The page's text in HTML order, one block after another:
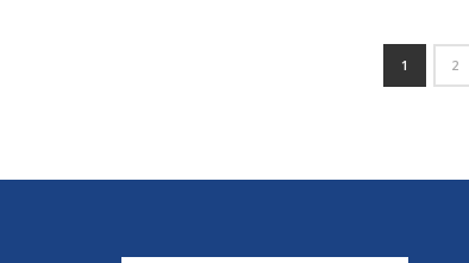
1 2